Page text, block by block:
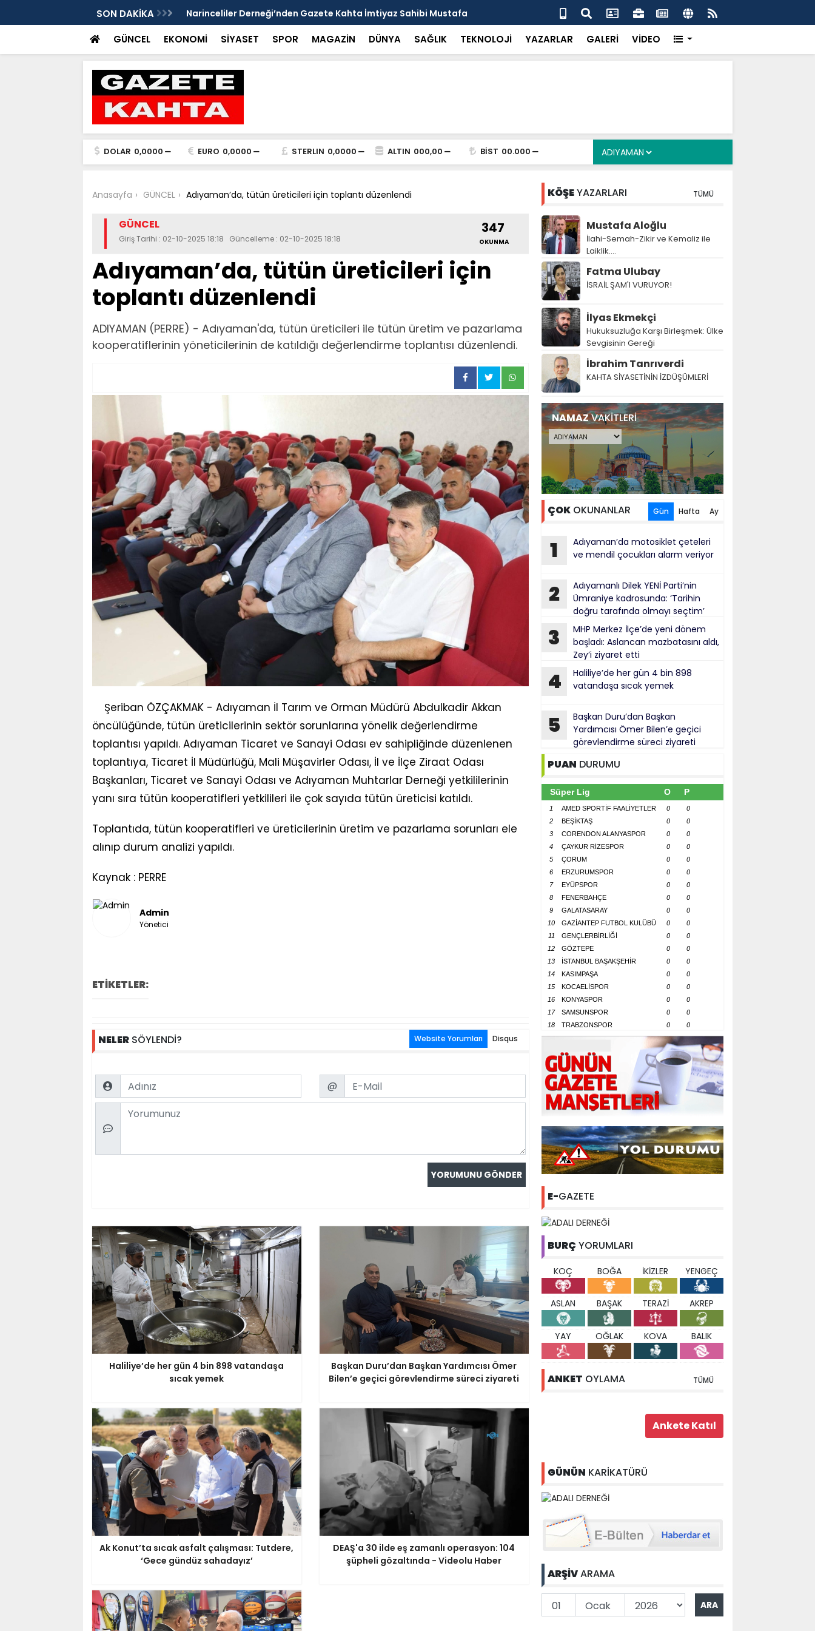
SON DAKİKA
Kahta İmtiyaz Sahibi Mustafa
Şanlıurfa’da yaz uyarısı: Güneşten Korunmayı Alışkanlık Haline
Getirin
Haliliye’de her gün 4 bin 898 vatandaşa sıcak yemek
GÜNCEL EKONOMİ SİYASET SPOR MAGAZİN DÜNYA SAĞLIK TEKNOLOJİ YAZARLAR GALERİ VİDEO
DOLAR 0,0000 EURO 0,0000 STERLIN 0,0000 ALTIN 000,00 BİST 00.000
Anasayfa GÜNCEL Adıyaman’da, tütün üreticileri için toplantı düzenlendi
GÜNCEL
Giriş Tarihi : 02-10-2025 18:18 Güncelleme : 02-10-2025 18:18
347
OKUNMA
Adıyaman’da, tütün üreticileri için
toplantı düzenlendi
ADIYAMAN (PERRE) - Adıyaman'da, tütün üreticileri ile tütün üretim ve pazarlama
kooperatiflerinin yöneticilerinin de katıldığı değerlendirme toplantısı düzenlendi.
Şeriban ÖZÇAKMAK - Adıyaman İl Tarım ve Orman Müdürü Abdulkadir Akkan
öncülüğünde, tütün üreticilerinin sektör sorunlarına yönelik değerlendirme
toplantısı yapıldı. Adıyaman Ticaret ve Sanayi Odası ev sahipliğinde düzenlenen
toplantıya, Ticaret İl Müdürlüğü, Mali Müşavirler Odası, İl ve İlçe Ziraat Odası
Başkanları, Ticaret ve Sanayi Odası ve Adıyaman Muhtarlar Derneği yetkililerinin
yanı sıra tütün kooperatifleri yetkilileri ile çok sayıda tütün üreticisi katıldı.
Toplantıda, tütün kooperatifleri ve üreticilerinin üretim ve pazarlama sorunları ele
alınıp durum analizi yapıldı.
Kaynak : PERRE
Admin
Yönetici
ETİKETLER:
NELERSÖYLENDİ? Website Yorumları Disqus
Name Email
@
Comment
Haliliye’de her gün 4 bin 898 vatandaşa
sıcak yemek
Başkan Duru’dan Başkan Yardımcısı Ömer
Bilen’e geçici görevlendirme süreci ziyareti
Ak Konut’ta sıcak asfalt çalışması: Tutdere,
‘Gece gündüz sahadayız’
DEAŞ'a 30 ilde eş zamanlı operasyon: 104
şüpheli gözaltında - Videolu Haber
KÖŞEYAZARLARI TÜMÜ
Mustafa Aloğlu
İlahi-Semah-Zikir ve Kemaliz ile
Laiklik….
Fatma Ulubay
İSRAİL ŞAM'I VURUYOR!
İlyas Ekmekçi
Hukuksuzluğa Karşı Birleşmek: Ülke
Sevgisinin Gereği
İbrahim Tanrıverdi
KAHTA SİYASETİNİN İZDÜŞÜMLERİ
NAMAZVAKİTLERİ
ÇOKOKUNANLAR Gün Hafta Ay
1
Adıyaman’da motosiklet çeteleri
ve mendil çocukları alarm veriyor
2
Adıyamanlı Dilek YENİ Parti’nin
Ümraniye kadrosunda: ‘Tarihin
doğru tarafında olmayı seçtim’
3
MHP Merkez İlçe’de yeni dönem
başladı: Aslancan mazbatasını aldı,
Zey’i ziyaret etti
4
Haliliye’de her gün 4 bin 898
vatandaşa sıcak yemek
5
Başkan Duru’dan Başkan
Yardımcısı Ömer Bilen’e geçici
görevlendirme süreci ziyareti
PUAN DURUMU
Süper Lig O P
1 AMED SPORTİF FAALİYETLER 0
0
2
BEŞİKTAŞ 0
0
3
CORENDON ALANYASPOR 0
0
4
ÇAYKUR RİZESPOR 0
0
5
ÇORUM 0
0
6
ERZURUMSPOR 0
0
7
EYÜPSPOR 0
0
8
FENERBAHÇE 0
0
9
GALATASARAY 0
0
10
GAZİANTEP FUTBOL KULÜBÜ 0
0
11
GENÇLERBİRLİĞİ 0
0
12
GÖZTEPE 0
0
13
İSTANBUL BAŞAKŞEHİR 0
0
14
KASIMPAŞA 0
0
15
KOCAELİSPOR 0
0
16
KONYASPOR 0
0
17
SAMSUNSPOR 0
0
18
TRABZONSPOR 0 0
E-GAZETE
BURÇ YORUMLARI
KOÇ BOĞA İKİZLER YENGEÇ
ASLAN BAŞAK TERAZİ AKREP
YAY OĞLAK KOVA BALIK
ANKET OYLAMA TÜMÜ
GÜNÜN KARİKATÜRÜ
ARŞİVARAMA